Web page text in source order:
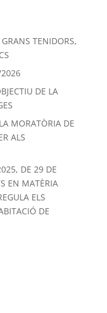
TENIDORS,
2026
DE LA
MORATÒRIA DE
ALS
DE 29 DE
EN MATÈRIA
ELS
DE